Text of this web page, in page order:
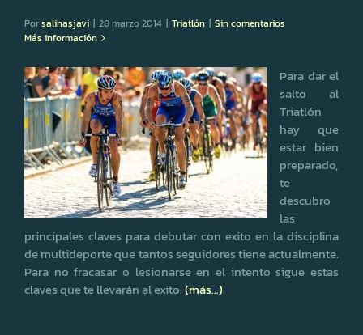
Porsalinasjavi | 28 marzo 2014 | Triatlón | Sin comentarios
Más información
Para dar el
salto al
Triatlón
hay que
estar bien
preparado,
te
descubro
las
principales claves para debutar con exito en la disciplina
de multideporte que tantos seguidores tiene actualmente.
Para no fracasar o lesionarse en el intento sigue estas
claves que te llevarán al exito.(más…)